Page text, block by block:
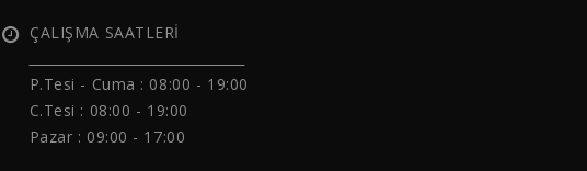
ÇALIŞMA SAATLERİ
P.Tesi - Cuma : 08:00 - 19:00
C.Tesi : 08:00 - 19:00
Pazar : 09:00 - 17:00